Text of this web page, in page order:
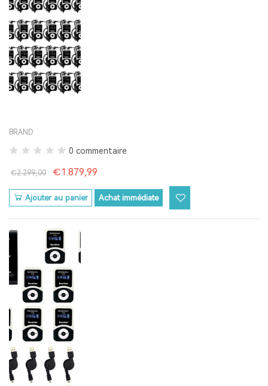
BRAND
0 commentaire
€2.299,00 €1.879,99
Ajouter au panier Achat immédiate